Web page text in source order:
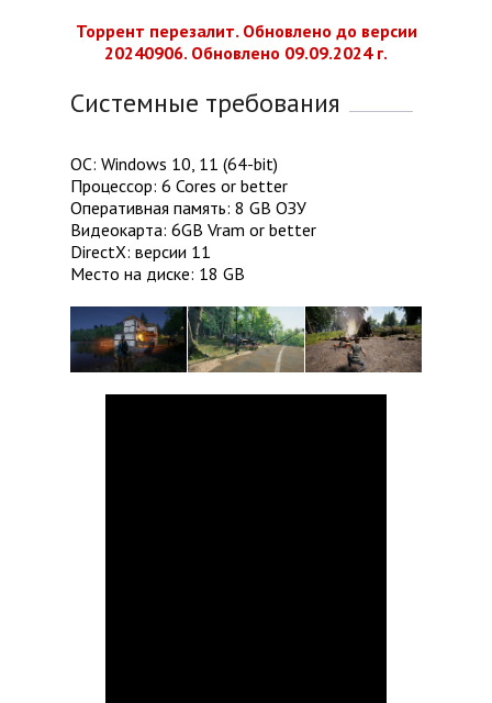
Торрент перезалит. Обновлено до версии
20240906. Обновлено 09.09.2024 г.
Системные требования
ОС: Windows 10, 11 (64-bit)
Процессор: 6 Cores or better
Оперативная память: 8 GB ОЗУ
Видеокарта: 6GB Vram or better
DirectX: версии 11
Место на диске: 18 GB